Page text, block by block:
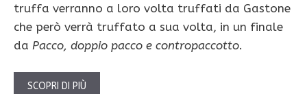
truffa verranno a loro volta truffati da Gastone
che però verrà truffato a sua volta, in un finale
da Pacco, doppio pacco e contropaccotto.
SCOPRI DI PIÙ